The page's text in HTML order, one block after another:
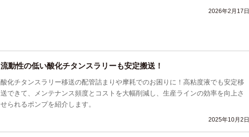
2026年2月17日
流動性の低い酸化チタンスラリーも安定搬送！
酸化チタンスラリー移送の配管詰まりや摩耗でのお困りに！高粘度液でも安定移
送できて、メンテナンス頻度とコストを大幅削減し、生産ラインの効率を向上さ
せられるポンプを紹介します。
2025年10月2日